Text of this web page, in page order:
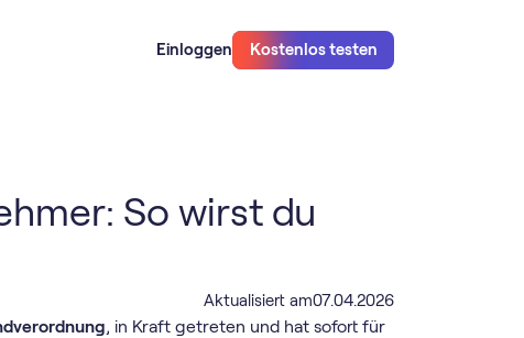
Einloggen Kostenlos testen
So wirst du
Aktualisiert am07.04.2026
, in Kraft getreten und hat sofort für